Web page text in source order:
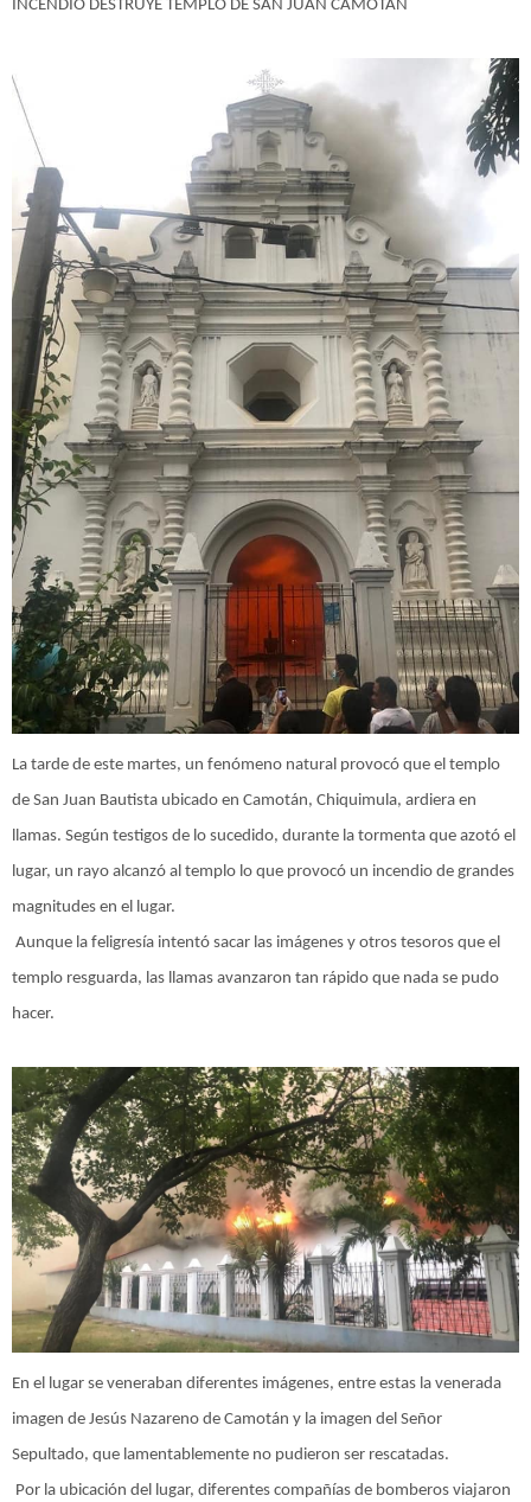
INCENDIO DESTRUYE TEMPLO DE SAN JUAN CAMOTAN
La tarde de este martes, un fenómeno natural provocó que el templo
de San Juan Bautista ubicado en Camotán, Chiquimula, ardiera en
llamas. Según testigos de lo sucedido, durante la tormenta que azotó el
lugar, un rayo alcanzó al templo lo que provocó un incendio de grandes
magnitudes en el lugar.
Aunque la feligresía intentó sacar las imágenes y otros tesoros que el
templo resguarda, las llamas avanzaron tan rápido que nada se pudo
hacer.
En el lugar se veneraban diferentes imágenes, entre estas la venerada
imagen de Jesús Nazareno de Camotán y la imagen del Señor
Sepultado, que lamentablemente no pudieron ser rescatadas.
Por la ubicación del lugar, diferentes compañías de bomberos viajaron